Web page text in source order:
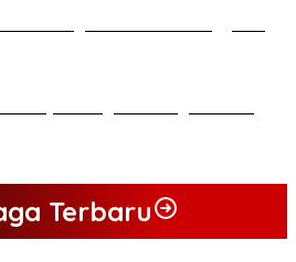
Terbaru